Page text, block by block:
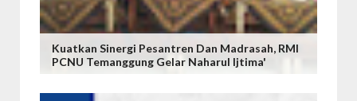
Kuatkan Sinergi Pesantren Dan Madrasah, RMI
PCNU Temanggung Gelar Naharul Ijtima'